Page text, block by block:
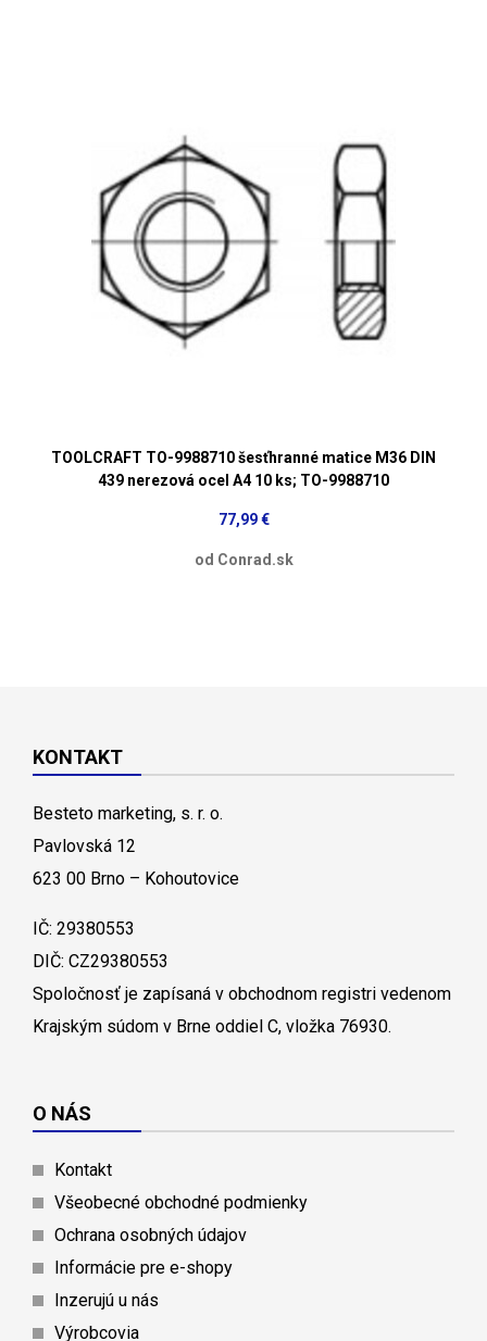
TOOLCRAFT TO-9988710 šesťhranné matice M36 DIN
439 nerezová ocel A4 10 ks; TO-9988710
77,99 €
od Conrad.sk
KONTAKT
Besteto marketing, s. r. o.
Pavlovská 12
623 00 Brno – Kohoutovice
IČ: 29380553
DIČ: CZ29380553
Spoločnosť je zapísaná v obchodnom registri vedenom
Krajským súdom v Brne oddiel C, vložka 76930.
O NÁS
Kontakt
Všeobecné obchodné podmienky
Ochrana osobných údajov
Informácie pre e-shopy
Inzerujú u nás
Výrobcovia